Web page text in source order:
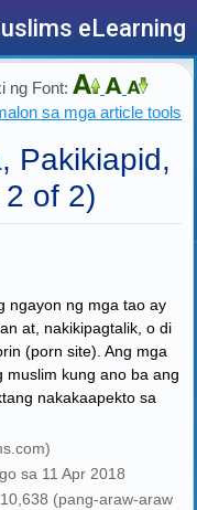
eLearning
ng Font:
sa mga article tools
Pakikiapid,
of 2)
ngayon ng mga tao ay
at, nakikipagtalik, o di
(porn site). Ang mga
kung ano ba ang
nakakaapekto sa
sa 11 Apr 2018
(pang-araw-araw